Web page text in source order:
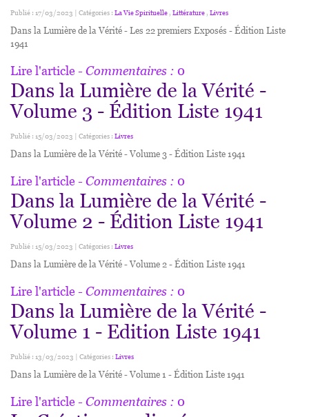
Publié : 17/03/2023 | Catégories : La Vie Spirituelle , Littérature , Livres
Dans la Lumière de la Vérité - Les 22 premiers Exposés - Édition Liste
1941
Lire l'article- Commentaires : 0
Dans la Lumière de la Vérité -
Volume 3 - Édition Liste 1941
Publié : 15/03/2023 | Catégories : Livres
Dans la Lumière de la Vérité - Volume 3 - Édition Liste 1941
Lire l'article- Commentaires : 0
Dans la Lumière de la Vérité -
Volume 2 - Édition Liste 1941
Publié : 15/03/2023 | Catégories : Livres
Dans la Lumière de la Vérité - Volume 2 - Édition Liste 1941
Lire l'article- Commentaires : 0
Dans la Lumière de la Vérité -
Volume 1 - Edition Liste 1941
Publié : 13/03/2023 | Catégories : Livres
Dans la Lumière de la Vérité - Volume 1 - Édition Liste 1941
Lire l'article- Commentaires : 0